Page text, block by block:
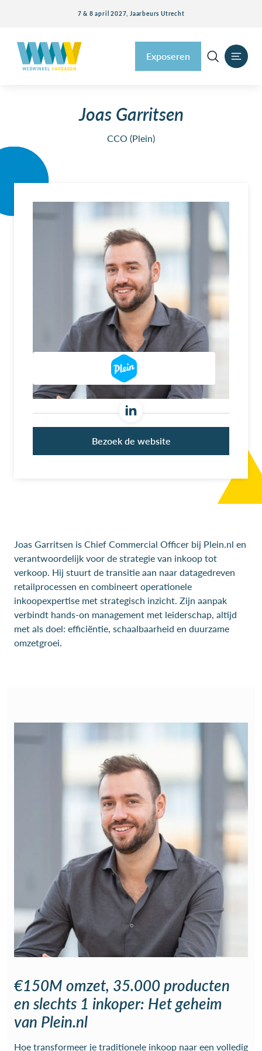
7 & 8 april 2027, Jaarbeurs Utrecht
Exposeren
Joas Garritsen
CCO (Plein)
Bezoek de website
Joas Garritsen is Chief Commercial Officer bij Plein.nl en
verantwoordelijk voor de strategie van inkoop tot
verkoop. Hij stuurt de transitie aan naar datagedreven
retailprocessen en combineert operationele
inkoopexpertise met strategisch inzicht. Zijn aanpak
verbindt hands-on management met leiderschap, altijd
met als doel: efficiëntie, schaalbaarheid en duurzame
omzetgroei.
€150M omzet, 35.000 producten
en slechts 1 inkoper: Het geheim
van Plein.nl
Hoe transformeer je traditionele inkoop naar een volledig